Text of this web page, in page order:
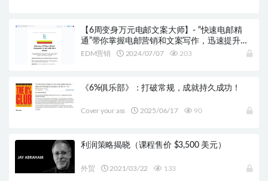
【6周变身万元电邮文案大师】- “快速电邮精
通”带你掌握电邮营销和文案写作，迅速提升你
的收入!
EDM营销 2024/07/07 203
《6%俱乐部》：打破常规，成就持久成功！
Cover your ass 2025/06/17 90
利润策略揭晓（课程售价 $3,500 美元）
外贸 2021/03/22 133